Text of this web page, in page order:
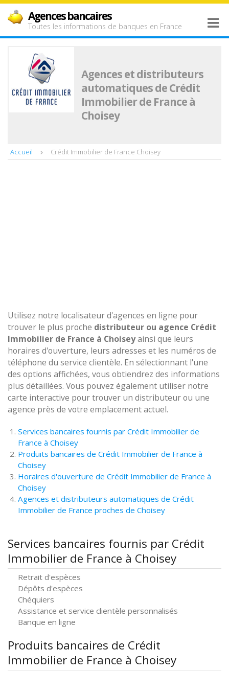
Agences bancaires
Toutes les informations de banques en France
Agences et distributeurs
automatiques de Crédit
Immobilier de France à
Choisey
Accueil Crédit Immobilier de France Choisey
Utilisez notre localisateur d'agences en ligne pour
trouver le plus proche distributeur ou agence Crédit
Immobilier de France à Choiseyainsi que leurs
horaires d'ouverture, leurs adresses et les numéros de
téléphone du service clientèle. En sélectionnant l'une
des options affichées, vous obtiendrez des informations
plus détaillées. Vous pouvez également utiliser notre
carte interactive pour trouver un distributeur ou une
agence près de votre emplacement actuel.
Services bancaires fournis par Crédit Immobilier de
France à Choisey
Produits bancaires de Crédit Immobilier de France à
Choisey
Horaires d'ouverture de Crédit Immobilier de France à
Choisey
Agences et distributeurs automatiques de Crédit
Immobilier de France proches de Choisey
Services bancaires fournis par Crédit
Immobilier de France à Choisey
Retrait d'espèces
Dépôts d'espèces
Chéquiers
Assistance et service clientèle personnalisés
Banque en ligne
Produits bancaires de Crédit
Immobilier de France à Choisey